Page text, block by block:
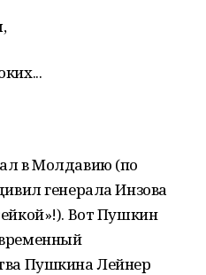
в Молдавию (по
генерала Инзова
Вот Пушкин
Пушкина Лейнер